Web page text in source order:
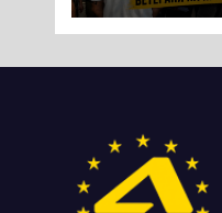
протест
м’яса